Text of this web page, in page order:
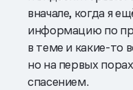
вначале, когда я
информацию по
в теме и какие-то
но на первых
спасением.